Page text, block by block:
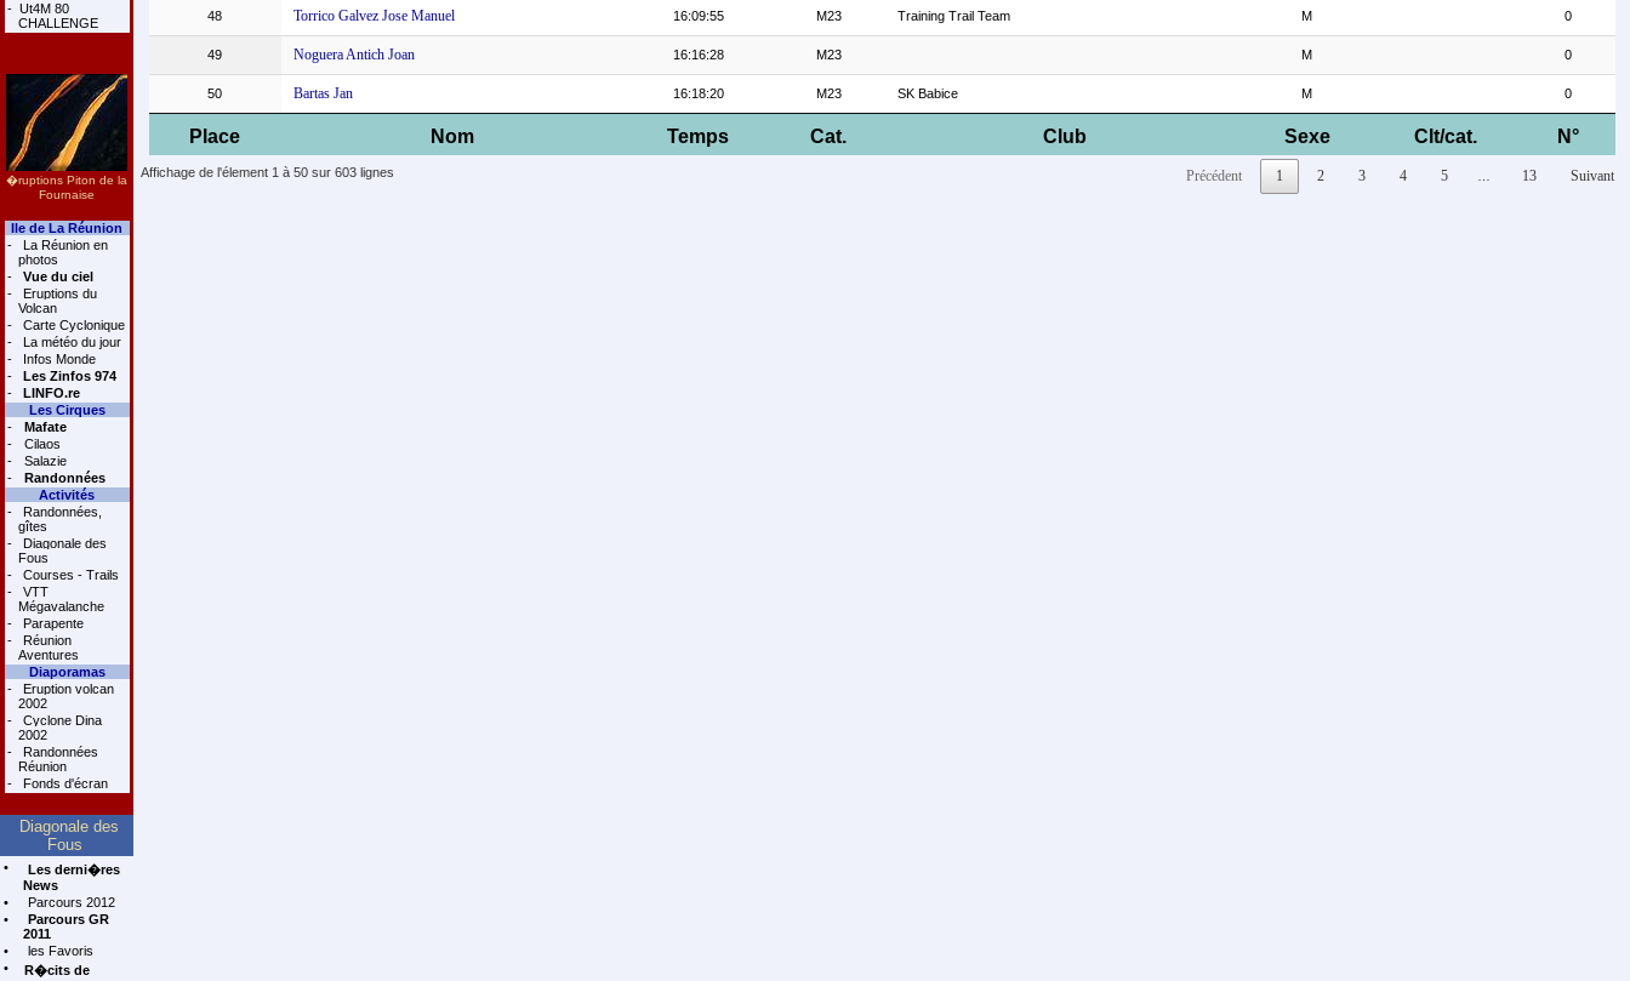
- Ut4M 80
CHALLENGE
�ruptions Piton de la
Fournaise
Ile de La Réunion
-
La Réunion en
photos
-
Vue du ciel
-
Eruptions du
Volcan
-
Carte Cyclonique
-
La météo du jour
-
Infos Monde
-
Les Zinfos 974
-
LINFO.re
Les Cirques
-
Mafate
-
Cilaos
-
Salazie
-
Randonnées
Activités
-
Randonnées,
gîtes
-
Diagonale des
Fous
-
Courses - Trails
-
VTT
Mégavalanche
-
Parapente
-
Réunion
Aventures
Diaporamas
-
Eruption volcan
2002
-
Cyclone Dina
2002
-
Randonnées
Réunion
-
Fonds d'écran
Diagonale des
Fous
•
Les derni�res
News
•
Parcours 2012
•
Parcours GR
2011
•
les Favoris
•
R�cits de
Place Nom Temps Cat. Club Sexe Clt/cat. N°
48 Torrico Galvez Jose Manuel 16:09:55 M23 Training Trail Team M 0
49 Noguera Antich Joan 16:16:28 M23 M 0
50 Bartas Jan 16:18:20 M23 SK Babice M 0
Affichage de l'élement 1 à 50 sur 603 lignes Précédent 1 2 3 4 5 13 Suivant